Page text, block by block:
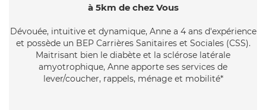
à 5km de chez Vous
Dévouée, intuitive et dynamique, Anne a 4 ans d'expérience
et possède un BEP Carrières Sanitaires et Sociales (CSS).
Maitrisant bien le diabète et la sclérose latérale
amyotrophique, Anne apporte ses services de
lever/coucher, rappels, ménage et mobilité*